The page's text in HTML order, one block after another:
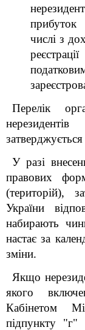
прибуток
числі з
Перелік
У разі
правових
(територій),
України
набирають
настає за
зміни.
Якщо
якого
Кабінетом
підпункту "г"